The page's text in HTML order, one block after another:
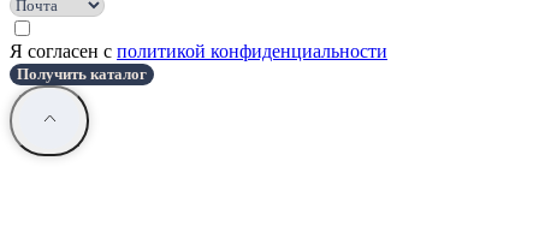
Я согласен с политикой конфиденциальности
Получить каталог